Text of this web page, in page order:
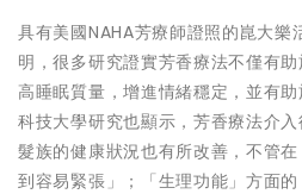
具有美國NAHA芳療師證照的崑大樂
明，很多研究證實芳香療法不僅有
高睡眠質量，增進情緒穩定，並有
科技大學研究也顯示，芳香療法介
髮族的健康狀況也有所改善，不管
到容易緊張」；「生理功能」方面的